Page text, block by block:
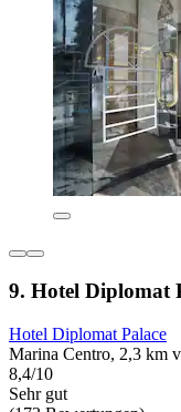
9. Hotel Diplomat
Hotel Diplomat Palace
Marina Centro, 2,3 km
8,4/10
Sehr gut